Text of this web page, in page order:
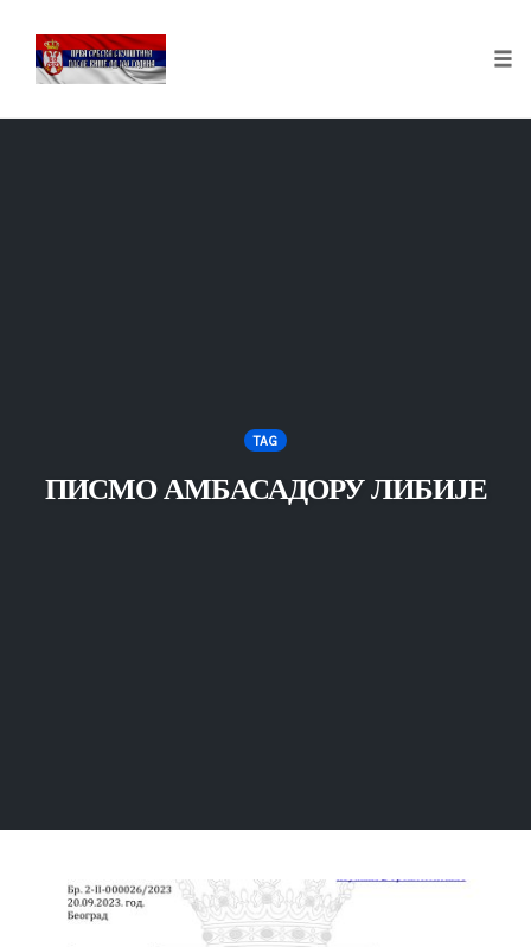
TAG
ПИСМО АМБАСАДОРУ ЛИБИЈЕ